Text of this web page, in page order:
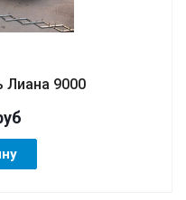
Лиана 9000